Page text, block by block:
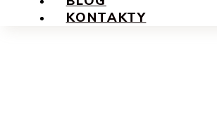
KONTAKTY